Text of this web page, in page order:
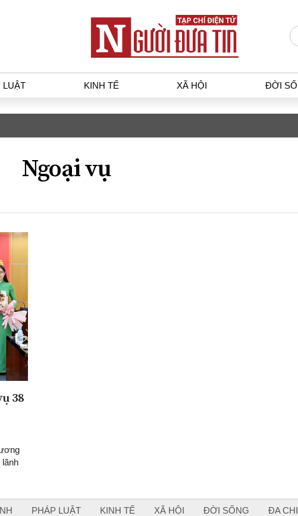
LUẬT KINH TẾ XÃ HỘI ĐỜI
luật gia
- Hình sự
Xu hướng thị trường
Giao
Ngoại vụ
38
PHÁP LUẬT KINH TẾ XÃ HỘI ĐỜI SỐNG ĐA